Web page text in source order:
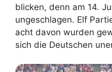
blicken, denn am 14.
ungeschlagen. Elf
acht davon wurden
sich die Deutschen